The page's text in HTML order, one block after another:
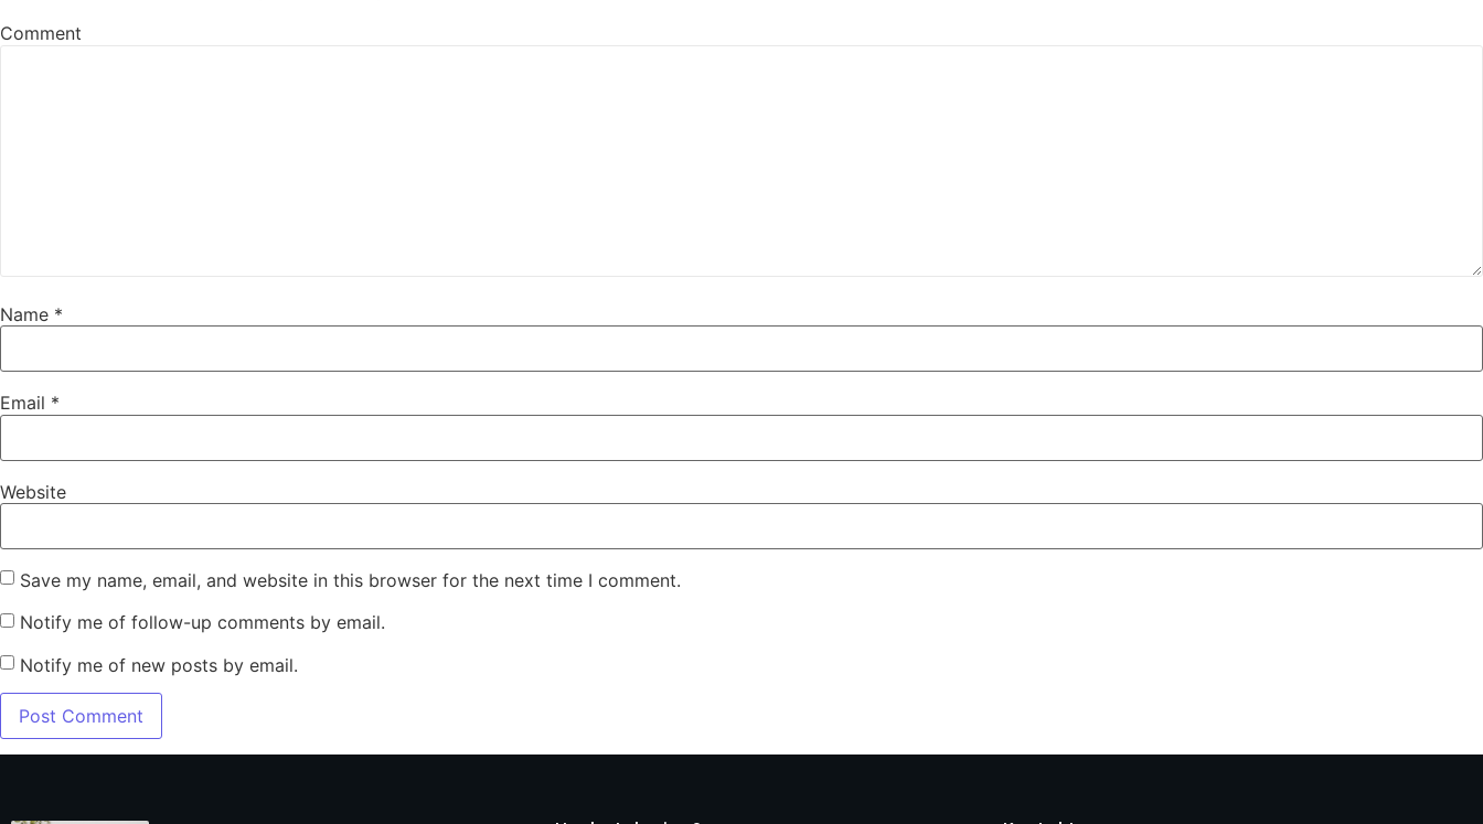
Comment
Name *
Email *
Website
Save my name, email, and website in this browser for the next time I comment.
Notify me of follow-up comments by email.
Notify me of new posts by email.